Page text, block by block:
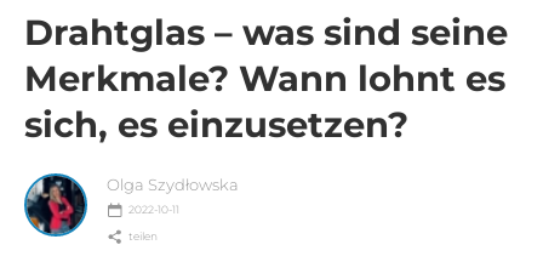
Drahtglas – was sind seine
Merkmale? Wann lohnt es
sich, es einzusetzen?
Olga Szydłowska
2022-10-11
teilen